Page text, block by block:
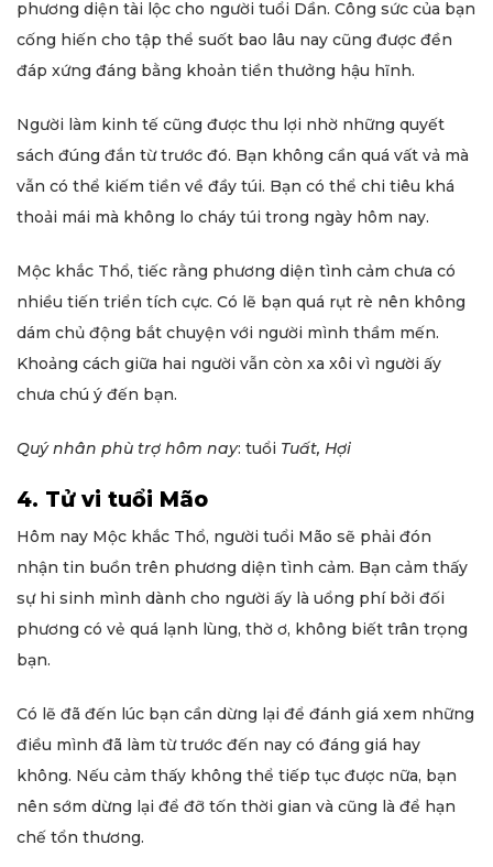
phương diện tài lộc cho người tuổi Dần. Công sức của bạn
cống hiến cho tập thể suốt bao lâu nay cũng được đền
đáp xứng đáng bằng khoản tiền thưởng hậu hĩnh.
Người làm kinh tế cũng được thu lợi nhờ những quyết
sách đúng đắn từ trước đó. Bạn không cần quá vất vả mà
vẫn có thể kiếm tiền về đầy túi. Bạn có thể chi tiêu khá
thoải mái mà không lo cháy túi trong ngày hôm nay.
Mộc khắc Thổ, tiếc rằng phương diện tình cảm chưa có
nhiều tiến triển tích cực. Có lẽ bạn quá rụt rè nên không
dám chủ động bắt chuyện với người mình thầm mến.
Khoảng cách giữa hai người vẫn còn xa xôi vì người ấy
chưa chú ý đến bạn.
Quý nhân phù trợ hôm nay: tuổi Tuất, Hợi
4. Tử vi tuổi Mão
Hôm nay Mộc khắc Thổ, người tuổi Mão sẽ phải đón
nhận tin buồn trên phương diện tình cảm. Bạn cảm thấy
sự hi sinh mình dành cho người ấy là uổng phí bởi đối
phương có vẻ quá lạnh lùng, thờ ơ, không biết trân trọng
bạn.
Có lẽ đã đến lúc bạn cần dừng lại để đánh giá xem những
điều mình đã làm từ trước đến nay có đáng giá hay
không. Nếu cảm thấy không thể tiếp tục được nữa, bạn
nên sớm dừng lại để đỡ tốn thời gian và cũng là để hạn
chế tổn thương.